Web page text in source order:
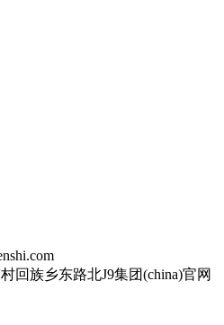
回族乡东路北J9集团(china)官网